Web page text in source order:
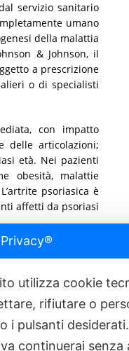
servizio sanitario
umano
della malattia
& Johnson, il
a prescrizione
o di specialisti
con impatto
delle articolazioni;
età. Nei pazienti
obesità, malattie
psoriasica è
affetti da psoriasi
delle articolazioni,
fisica e
malattia e la sua
e durevoli nel
raggiunge i target
mantenerli a lungo
presso
utilizza cookie
rifiutare o
i pulsanti
continuerai